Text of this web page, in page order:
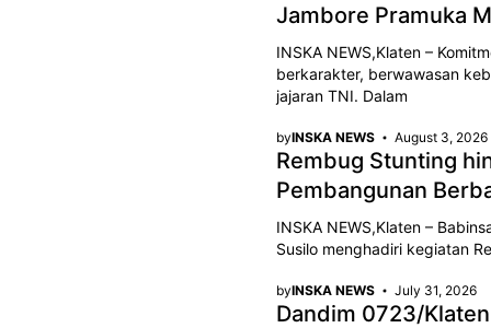
Jambore Pramuka
INSKA NEWS,Klaten –
berkarakter, berwawasan
jajaran TNI. Dalam
byINSKA NEWS August 3, 2026
Rembug Stunting
Pembangunan
INSKA NEWS,Klaten –
Susilo menghadiri kegiatan
byINSKA NEWS July 31, 2026
Dandim 0723/